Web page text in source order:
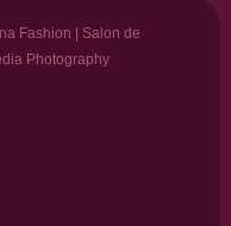
Fashion | Salon de
Photography